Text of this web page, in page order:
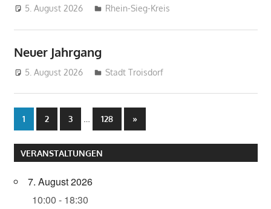
5. August 2026 treffpunkt
Rhein-Sieg-Kreis
Neuer Jahrgang
5. August 2026 treffpunkt
Stadt Troisdorf
Seitennummerierung
der
Beiträge
1 2 3 128
Nächste
Beiträge
»
VERANSTALTUNGEN
7. August 2026
10:00 - 18:30